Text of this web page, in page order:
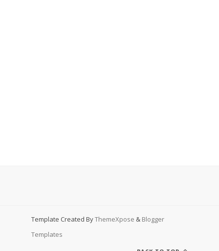
Template Created ByThemeXpose & Blogger
Templates